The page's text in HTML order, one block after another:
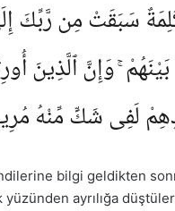
سَبَقَتْ مِن رَّبِّكَ
وَإِنَّ ٱلَّذِينَ
لَفِى شَكٍّ مِّنْهُ
bilgi geldikten
yüzünden ayrılığa